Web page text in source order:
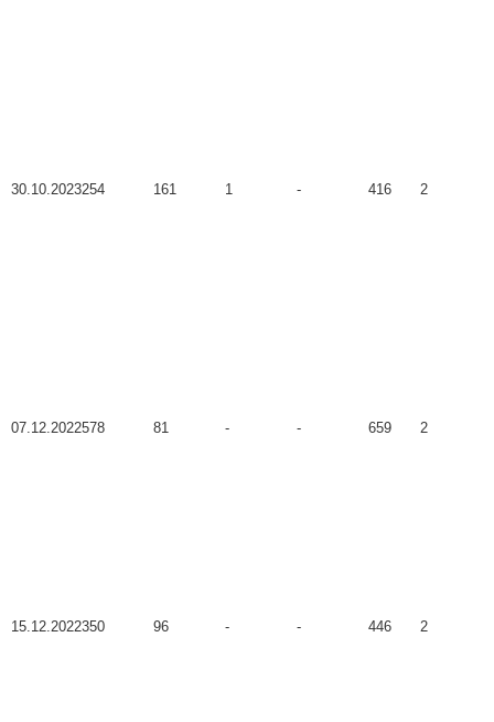
30.10.2023254 161 1 - 416 2
07.12.2022578 81 - - 659 2
15.12.2022350 96 - - 446 2